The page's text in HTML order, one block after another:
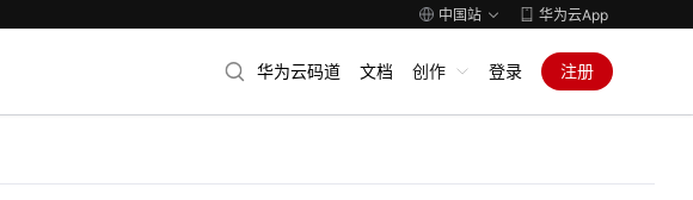
中国站 华为云App
华为云码道 文档 创作 登录 注册